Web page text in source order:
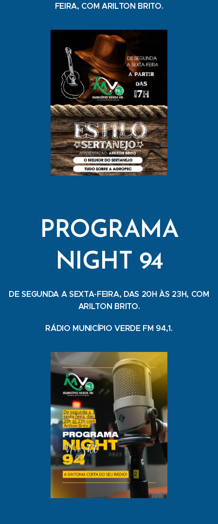
FEIRA, COM ARILTON BRITO.
PROGRAMA
NIGHT 94
DE SEGUNDA A SEXTA-FEIRA, DAS 20H ÀS 23H, COM
ARILTON BRITO.
RÁDIO MUNICÍPIO VERDE FM 94,1.